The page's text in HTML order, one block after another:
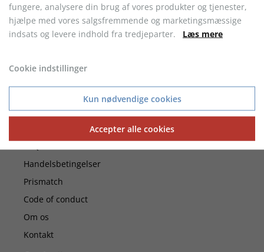
30 DAGES FULD RETURRET
Kundeservice
Handelsbetingelser
Prismatch
Code of conduct
Om os
Kontakt
fungere, analysere din brug af vores produkter og tjenester,
hjælpe med vores salgsfremmende og marketingsmæssige
indsats og levere indhold fra tredjeparter. Læs mere
Cookie indstillinger
Kun nødvendige cookies
Accepter alle cookies